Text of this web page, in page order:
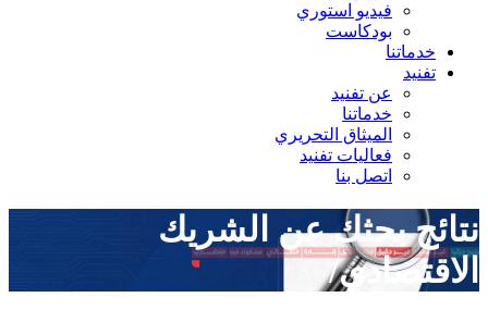
فيديو استوري
بودكاست
خدماتنا
تفنيد
عن تفنيد
خدماتنا
الميثاق التحريري
فعاليات تفنيد
اتصل بنا
نتائج بحثك عن الشريك
الاقتصادي/